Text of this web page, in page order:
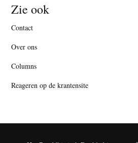
Zie ook
Contact
Over ons
Columns
Reageren op de krantensite